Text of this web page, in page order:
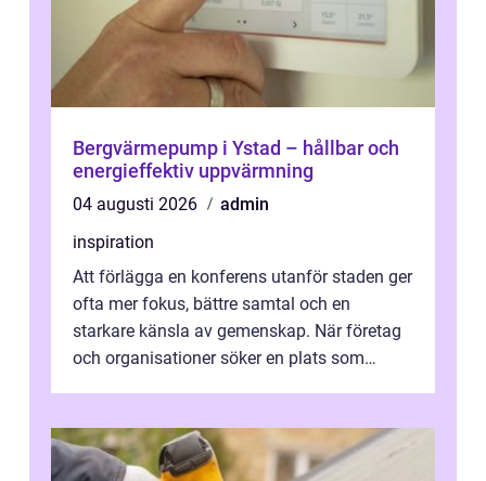
Bergvärmepump i Ystad – hållbar och
energieffektiv uppvärmning
04 augusti 2026
admin
inspiration
Att förlägga en konferens utanför staden ger
ofta mer fokus, bättre samtal och en
starkare känsla av gemenskap. När företag
och organisationer söker en plats som